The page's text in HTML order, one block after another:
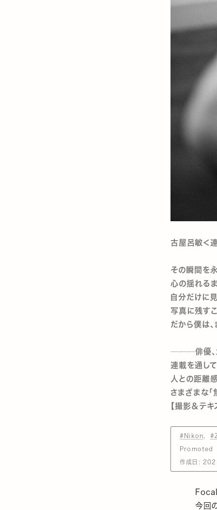
古屋呂敏＜
その瞬間を
心の揺れる
自分だけに
写真に残す
だから僕は
───俳優、
連載を通して
人との距離
さまざまな「
【撮影＆テ
#Nikon
Promoted
作成日:
今回